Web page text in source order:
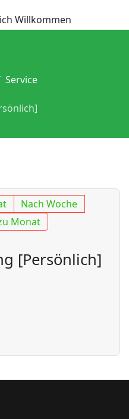
Willkommen
Service
Nach Woche
Monat
[Persönlich]